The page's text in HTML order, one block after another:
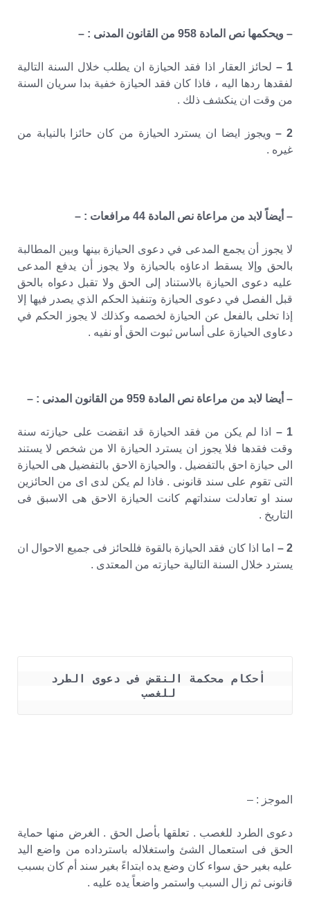
– ويحكمها نص المادة 958 من القانون المدنى : –
1 –
لحائز العقار اذا فقد الحيازة ان يطلب خلال السنة التالية
لفقدها ردها اليه ، فاذا كان فقد الحيازة خفية بدا سريان السنة
من وقت ان ينكشف ذلك .
2 –
ويجوز ايضا ان يسترد الحيازة من كان حائزا بالنيابة من
غيره .
– أيضاً لابد من مراعاة نص المادة 44 مرافعات : –
لا يجوز أن يجمع المدعى في دعوى الحيازة بينها وبين المطالبة
بالحق وإلا يسقط ادعاؤه بالحيازة ولا يجوز أن يدفع المدعى
عليه دعوى الحيازة بالاستناد إلى الحق ولا تقبل دعواه بالحق
قبل الفصل في دعوى الحيازة وتنفيذ الحكم الذي يصدر فيها إلا
إذا تخلى بالفعل عن الحيازة لخصمه وكذلك لا يجوز الحكم في
دعاوى الحيازة على أساس ثبوت الحق أو نفيه .
– أيضا لابد من مراعاة نص المادة 959 من القانون المدنى : –
1 –
اذا لم يكن من فقد الحيازة قد انقضت على حيازته سنة
وقت فقدها فلا يجوز ان يسترد الحيازة الا من شخص لا يستند
الى حيازة احق بالتفضيل . والحيازة الاحق بالتفضيل هى الحيازة
التى تقوم على سند قانونى . فاذا لم يكن لدى اى من الحائزين
سند او تعادلت سنداتهم كانت الحيازة الاحق هى الاسبق فى
التاريخ .
2 –
اما اذا كان فقد الحيازة بالقوة فللحائز فى جميع الاحوال ان
يسترد خلال السنة التالية حيازته من المعتدى .
للغصب
الموجز : –
دعوى الطرد للغصب . تعلقها بأصل الحق . الغرض منها حماية
الحق فى استعمال الشئ واستغلاله باسترداده من واضع اليد
عليه بغير حق سواء كان وضع يده ابتداءً بغير سند أم كان بسبب
قانونى ثم زال السبب واستمر واضعاً يده عليه .